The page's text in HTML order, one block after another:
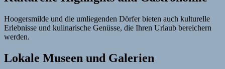
Hoogersmilde und die umliegenden Dörfer bieten auch kulturelle
Erlebnisse und kulinarische Genüsse, die Ihren Urlaub bereichern
werden.
Lokale Museen und Galerien